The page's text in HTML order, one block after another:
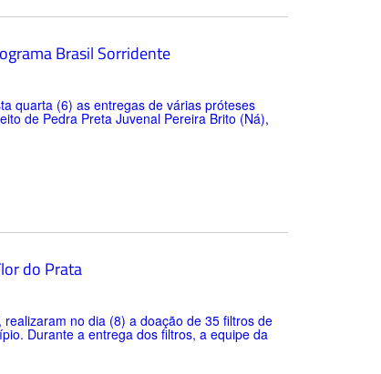
Brasil Sorridente
quarta (6) as entregas de várias próteses
de Pedra Preta Juvenal Pereira Brito (Ná),
do Prata
no dia (8) a doação de 35 filtros de
Durante a entrega dos filtros, a equipe da